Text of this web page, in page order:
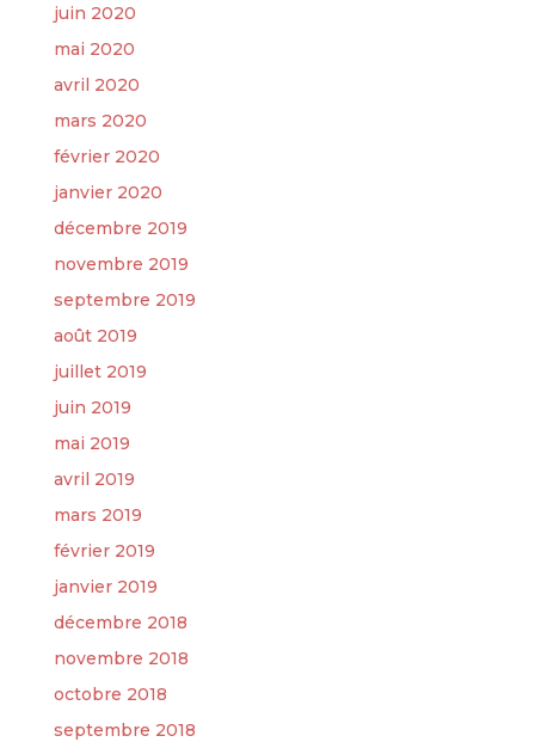
juin 2020
mai 2020
avril 2020
mars 2020
février 2020
janvier 2020
décembre 2019
novembre 2019
septembre 2019
août 2019
juillet 2019
juin 2019
mai 2019
avril 2019
mars 2019
février 2019
janvier 2019
décembre 2018
novembre 2018
octobre 2018
septembre 2018